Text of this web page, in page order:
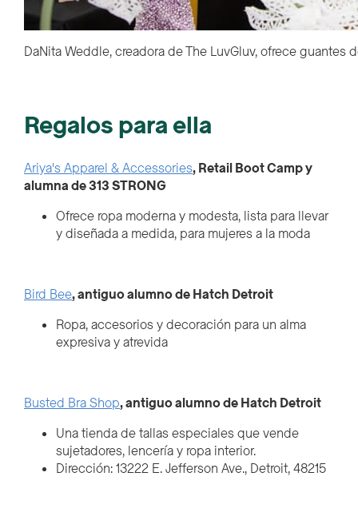
DaNita Weddle, creadora de The LuvGluv, ofrece
Regalos para ella
Ariya's Apparel & Accessories, Retail Boot Camp y
alumna de 313 STRONG
Ofrece ropa moderna y modesta, lista para llevar
y diseñada a medida, para mujeres a la moda
Bird Bee, antiguo alumno de Hatch Detroit
Ropa, accesorios y decoración para un alma
expresiva y atrevida
Busted Bra Shop, antiguo alumno de Hatch Detroit
Una tienda de tallas especiales que vende
sujetadores, lencería y ropa interior.
Dirección: 13222 E. Jefferson Ave., Detroit, 48215